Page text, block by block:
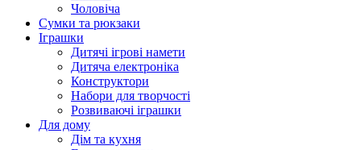
Чоловіча
Сумки та рюкзаки
Іграшки
Дитячі ігрові намети
Дитяча електроніка
Конструктори
Набори для творчості
Розвиваючі іграшки
Для дому
Дім та кухня